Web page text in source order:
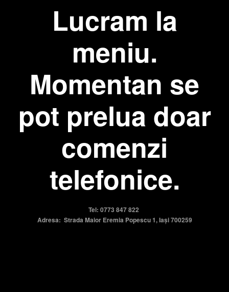
Lucram la
meniu.
Momentan se
pot prelua doar
comenzi
telefonice.
Tel: 0773 847 822
Adresa: Strada Maior Eremia Popescu 1, Iași 700259